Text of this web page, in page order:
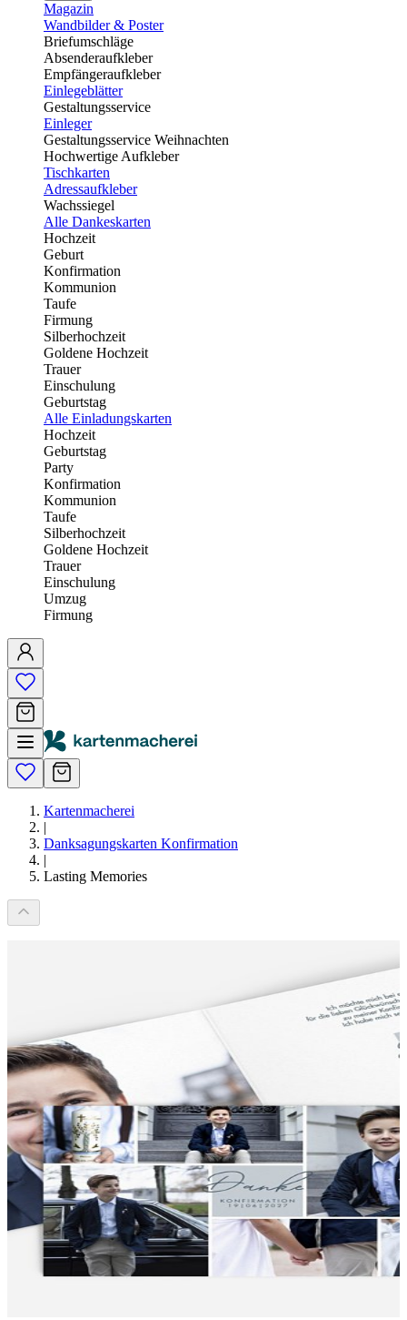
Magazin
Wandbilder & Poster
Briefumschläge
Absenderaufkleber
Empfängeraufkleber
Einlegeblätter
Gestaltungsservice
Einleger
Gestaltungsservice Weihnachten
Hochwertige Aufkleber
Tischkarten
Adressaufkleber
Wachssiegel
Alle Dankeskarten
Hochzeit
Geburt
Konfirmation
Kommunion
Taufe
Firmung
Silberhochzeit
Goldene Hochzeit
Trauer
Einschulung
Geburtstag
Alle Einladungskarten
Hochzeit
Geburtstag
Party
Konfirmation
Kommunion
Taufe
Silberhochzeit
Goldene Hochzeit
Trauer
Einschulung
Umzug
Firmung
Kartenmacherei
|
Danksagungskarten Konfirmation
|
Lasting Memories